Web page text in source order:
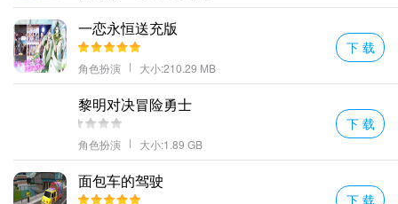
个性时装任你挑选战斗轻松弹指间BOSS妖魔灰飞烟灭;
梦幻唯美的仙侠奇景采用了精致细腻的笔锋描绘让我们置身于美妙
的境地当中体验一段浪漫的修仙旅途;
游戏中的职业选择很多每一个职业的通关都相对自由多种boss任你
丰富精彩的剧情故事游戏中的场景刻画的非常好世界观架构宏伟壮
指尖PK爽快体验在竞技场中你击败强大竞争对手并去展现自己真正
一恋永恒送充版
角色扮演 大小:210.29 MB
下 载
黎明对决冒险勇士
角色扮演 大小:1.89 GB
下 载
面包车的驾驶
下 载